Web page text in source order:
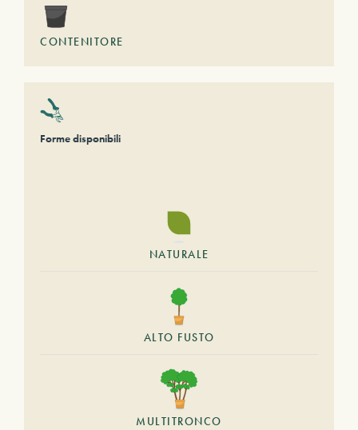
CONTENITORE
Forme disponibili
NATURALE
ALTO FUSTO
MULTITRONCO